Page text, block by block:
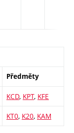
Předměty
KCD, KPT, KFE
KT0, K20, KAM